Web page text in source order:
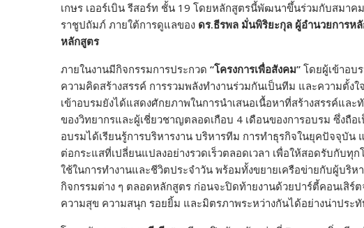
เกษร เออร์เบิน รีสอร์ท ชั้น 19 โดยหลักสูตรนี้พัฒนาขึ้นร่วมกับสมา
ราชูปถัมภ์ ภายใต้การดูแลของ ดร.ธีรพล มั่นพิริยะกุล ผู้อำนวยการห
หลักสูตร
ภายในงานมีกิจกรรมการประกวด “โครงการเพื่อสังคม” โดยผู้เข้าอบ
ความคิดสร้างสรรค์ การรวมพลังทำงานร่วมกันเป็นทีม และความตั้ง
เข้าอบรมยังได้แสดงศักยภาพในการนำเสนอเนื้อหาที่สร้างสรรค์แล
ของวิทยากรและผู้เชี่ยวชาญตลอดเกือบ 4 เดือนของการอบรม ซึ่งถื
อบรมได้เรียนรู้การบริหารงาน บริหารทีม การทำธุรกิจในยุคปัจจุบัน
ต่อกระแสที่เปลี่ยนแปลงอย่างรวดเร็วตลอดเวลา เพื่อให้สอดรับกับทุ
ใช้ในการทำงานและชีวิตประจำวัน พร้อมทั้งขยายเครือข่ายกับผู้บริห
กิจกรรมต่าง ๆ ตลอดหลักสูตร ก่อนจะปิดท้ายงานด้วยปาร์ตี้คอนเสิ
ความสุข ความสนุก รอยยิ้ม และมิตรภาพระหว่างกันได้อย่างน่าประทั